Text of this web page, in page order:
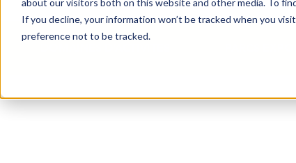
If you decline, your information won’t be tracked when you
preference not to be tracked.
PARCS